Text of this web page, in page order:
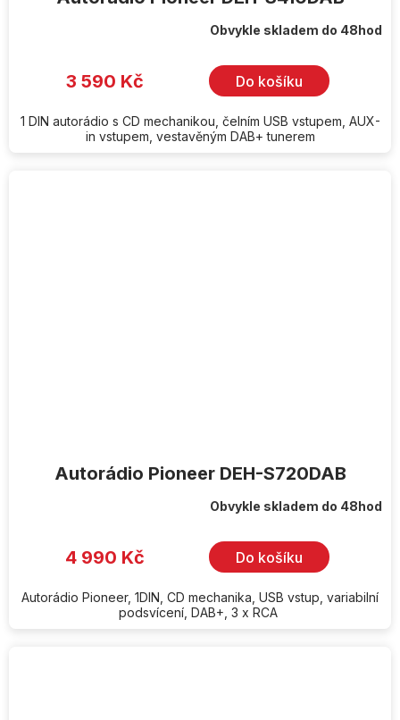
Obvykle skladem do 48hod
3 590 Kč Do košíku
1 DIN autorádio s CD mechanikou, čelním USB vstupem, AUX-
in vstupem, vestavěným DAB+ tunerem
Autorádio Pioneer DEH-S720DAB
Obvykle skladem do 48hod
4 990 Kč Do košíku
Autorádio Pioneer, 1DIN, CD mechanika, USB vstup, variabilní
podsvícení, DAB+, 3 x RCA